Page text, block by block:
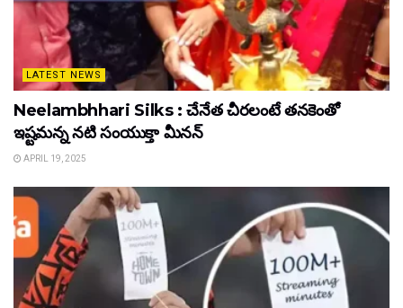
LATEST NEWS
Neelambhhari Silks : చేనేత చీరలంటే తనకెంతో
ఇష్టమన్న నటి సంయుక్తా మీనన్‌
APRIL 19, 2025